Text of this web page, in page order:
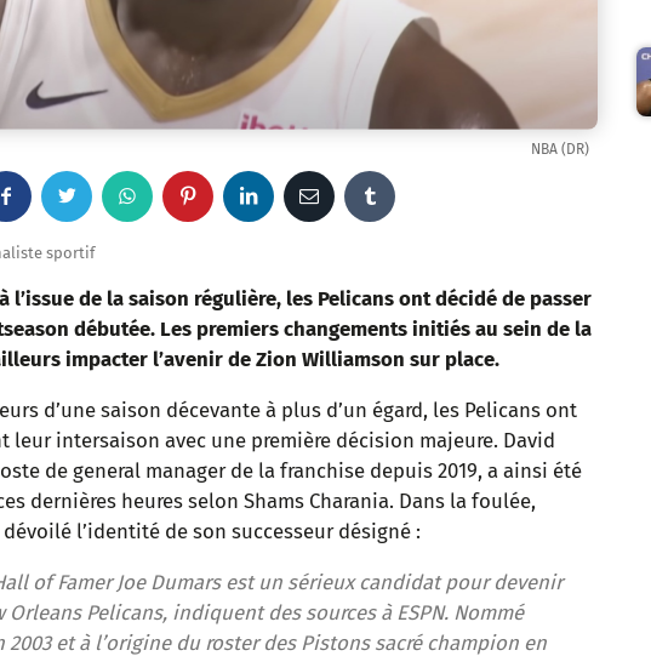
NBA (DR)
a
c
o
o
w
i
e
r
W
a
a
p
P
n
t
r
e
t
n
k
e
d
I
E
a
i
m
r
sportif
l’issue de la saison régulière, les Pelicans ont décidé de passer
débutée. Les premiers changements initiés au sein de la
impacter l’avenir de Zion Williamson sur place.
d’une saison décevante à plus d’un égard, les Pelicans ont
leur intersaison avec une première décision majeure. David
de general manager de la franchise depuis 2019, a ainsi été
dernières heures selon Shams Charania. Dans la foulée,
l’identité de son successeur désigné :
of Famer Joe Dumars est un sérieux candidat pour devenir
Orleans Pelicans, indiquent des sources à ESPN. Nommé
2003 et à l’origine du roster des Pistons sacré champion en